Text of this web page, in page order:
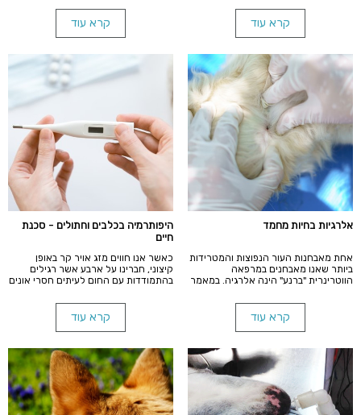
מוצאים את עצמנו בולשים אחרי כלבינו
מתוך תקווה לתפוס ולעצור אותו
ממעשיו.איך מתמודדים עם הסיוט?
קרא עוד
כבר בת כ-15 שנה, מסריחה מאוד, עושה
צרכים ללא שליטה בבית, צועקת ומייללת
ללא כל סיבה נראית לעין...
קרא עוד
אלרגיות בחיות מחמד
אחת מאבחנות העור הנפוצות והמטרידות
ביותר שאנו מאבחנים במרפאה
הווטרינרית "ברנע" הינה אלרגיה. במאמר
והחתולים מהי האלרגיה בחיות המחמד,
הדרכים לטיפול ובעיקר לתאם ציפיות עם
הבעלים בנושא החלמה מבעיה שהיא כה
קרא עוד
היפותרמיה בכלבים וחתולים - סכנת
חיים
כאשר אנו חווים מזג אויר קר באופן
קיצוני, חברינו על ארבע אשר רגילים
בהתמודדות עם החום לעיתים חסרי אונים
לצניחת חום הגוף עד כדי סכנת
חיים. הכל על היפותרמיה בבעלי חיים,
דרכי הזיהוי, ההתמודדות והמניעה.
קרא עוד